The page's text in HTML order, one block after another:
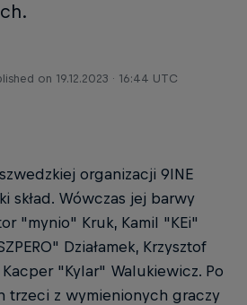
on 19.12.2023 · 16:44 UTC
organizacji 9INE
skład. Wówczas jej barwy
"mynio" Kruk, Kamil "KEi"
Działamek, Krzysztof
"Kylar" Walukiewicz. Po
trzeci z wymienionych graczy